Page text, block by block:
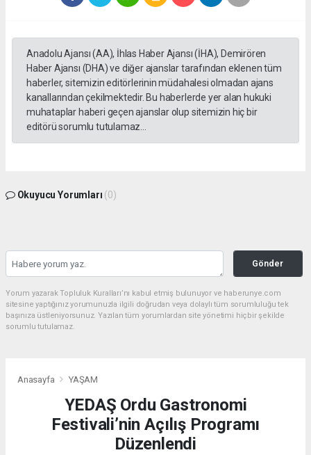
Anadolu Ajansı (AA), İhlas Haber Ajansı (İHA), Demirören
Haber Ajansı (DHA) ve diğer ajanslar tarafından eklenen tüm
haberler, sitemizin editörlerinin müdahalesi olmadan ajans
kanallarından çekilmektedir. Bu haberlerde yer alan hukuki
muhataplar haberi geçen ajanslar olup sitemizin hiç bir
editörü sorumlu tutulamaz...
Okuyucu Yorumları (0)
Gönder
Yorum yazarak Topluluk Kuralları’nı kabul etmiş bulunuyor ve haberunye.com
sitesine yaptığınız yorumunuzla ilgili doğrudan veya dolaylı tüm sorumluluğu tek
başınıza üstleniyorsunuz. Yazılan tüm yorumlardan site yönetimi hiçbir şekilde
sorumlu tutulamaz.
Anasayfa YAŞAM
YEDAŞ Ordu Gastronomi
Festivali’nin Açılış Programı
Düzenlendi